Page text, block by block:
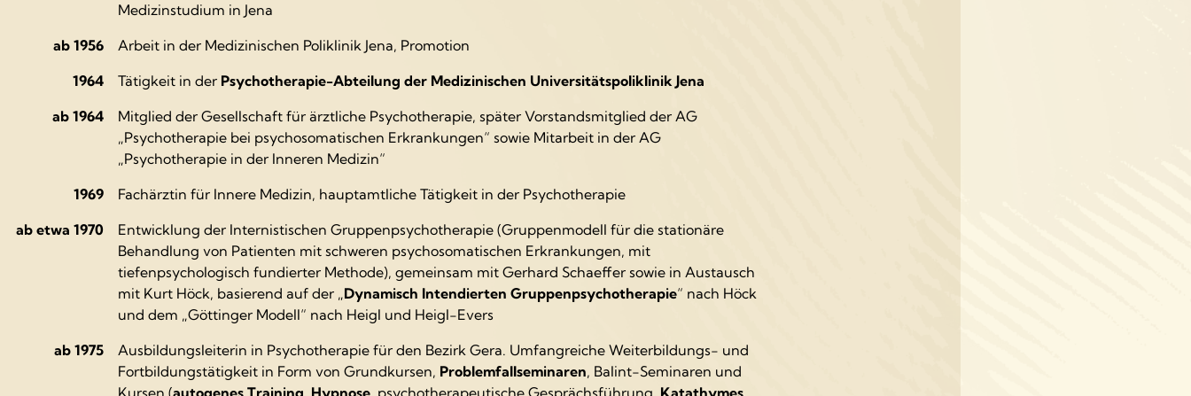
Medizinstudium in Jena
ab 1956
Arbeit in der Medizinischen Poliklinik Jena, Promotion
1964
Tätigkeit in der Psychotherapie-Abteilung der Medizinischen Universitätspoliklinik Jena
ab 1964
Mitglied der Gesellschaft für ärztliche Psychotherapie, später Vorstandsmitglied der AG
„Psychotherapie bei psychosomatischen Erkrankungen“ sowie Mitarbeit in der AG
„Psychotherapie in der Inneren Medizin“
1969
Fachärztin für Innere Medizin, hauptamtliche Tätigkeit in der Psychotherapie
ab etwa 1970
Entwicklung der Internistischen Gruppenpsychotherapie (Gruppenmodell für die stationäre
Behandlung von Patienten mit schweren psychosomatischen Erkrankungen, mit
tiefenpsychologisch fundierter Methode), gemeinsam mit Gerhard Schaeffer sowie in Austausch
mit Kurt Höck, basierend auf der „Dynamisch Intendierten Gruppenpsychotherapie“ nach Höck
und dem „Göttinger Modell“ nach Heigl und Heigl-Evers
ab 1975
Ausbildungsleiterin in Psychotherapie für den Bezirk Gera. Umfangreiche Weiterbildungs- und
Fortbildungstätigkeit in Form von Grundkursen, Problemfallseminaren, Balint-Seminaren und
Kursen (autogenes Training, Hypnose, psychotherapeutische Gesprächsführung, Katathymes